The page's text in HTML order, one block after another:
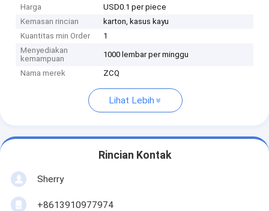
Harga
USD0.1 per piece
Kemasan rincian
karton, kasus kayu
Kuantitas min Order
1
Menyediakan
kemampuan
1000 lembar per minggu
Nama merek ZCQ
Lihat Lebih
Rincian Kontak
Sherry
+8613910977974